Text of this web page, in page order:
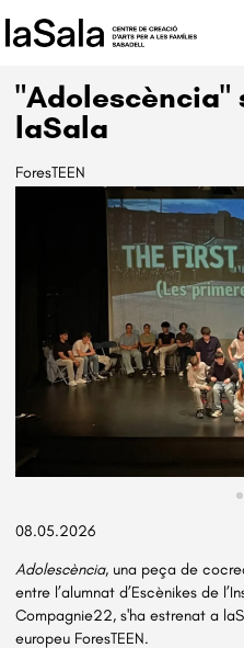
"Adolescència"
laSala
ForesTEEN
08.05.2026
Adolescència, una peça de
entre l’alumnat d’Escènikes de
Compagnie22, s'ha estrenat a
europeu ForesTEEN.